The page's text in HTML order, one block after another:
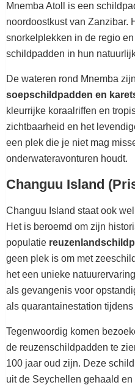
Mnemba Atoll is een
noordoostkust van Zanzibar.
snorkelplekken in de regio
schildpadden in hun
De wateren rond Mnemba
soepschildpadden en
kleurrijke koraalriffen en
zichtbaarheid en het
een plek die je niet mag
onderwateravonturen houdt.
Changuu Island
Changuu Island staat ook
Het is beroemd om zijn
populatie
geen plek is om met
het een unieke
als gevangenis voor
als quarantainestation
Tegenwoordig komen
de reuzenschildpadden te
100 jaar oud zijn. Deze
uit de Seychellen gehaald